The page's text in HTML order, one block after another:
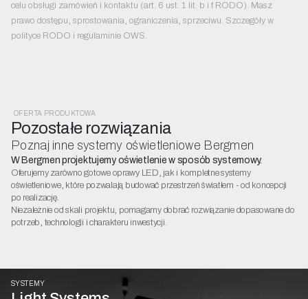
celu obsługi zamówień i kontaktu (art. 6 ust. 1 lit. b i f RODO). Masz
prawo dostępu, sprostowania, ograniczenia, sprzeciwu. Szczegóły w
polityce RODO i regulaminie OWS.
OFERTA PRODUKTOWA
Pozostałe rozwiązania
Poznaj inne systemy oświetleniowe Bergmen
W Bergmen projektujemy oświetlenie w sposób systemowy.
Oferujemy zarówno gotowe oprawy LED, jak i kompletne systemy
oświetleniowe, które pozwalają budować przestrzeń światłem - od koncepcji
po realizację.
Niezależnie od skali projektu, pomagamy dobrać rozwiązanie dopasowane do
potrzeb, technologii i charakteru inwestycji.
SYSTEMY